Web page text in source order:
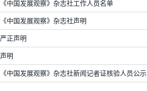
《中国发展观察》杂志社工作人员名单
《中国发展观察》杂志社声明
严正声明
声明
《中国发展观察》杂志社新闻记者证核验人员公示